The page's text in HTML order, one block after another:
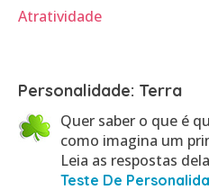
Atratividade
Personalidade: Terra
Quer saber o que é
como imagina um
Leia as respostas
Teste De